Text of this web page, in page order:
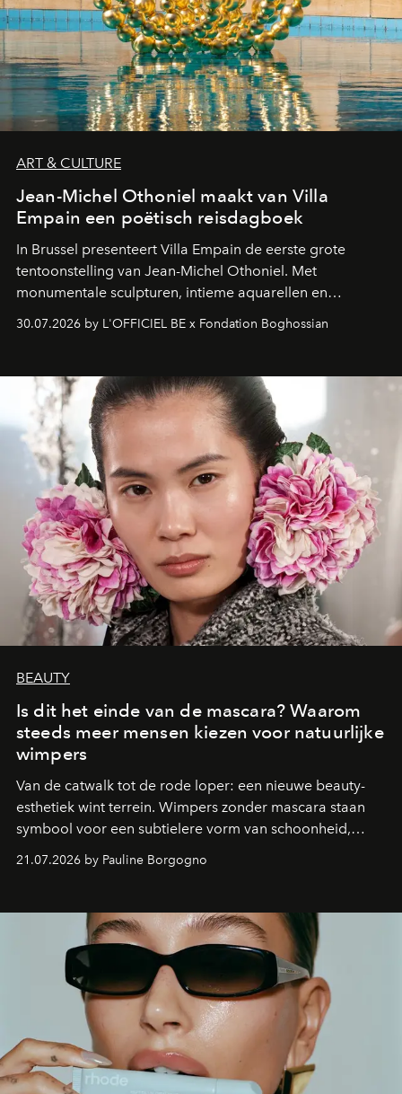
ART & CULTURE
Jean-Michel Othoniel maakt van Villa
Empain een poëtisch reisdagboek
In Brussel presenteert Villa Empain de eerste grote
tentoonstelling van Jean-Michel Othoniel. Met
monumentale sculpturen, intieme aquarellen en
fonkelend Murano-glas creëert de Franse kunstenaar
een emotionele reis waarin elk werk de herinnering
moment van verwondering.
30.07.2026 by L'OFFICIEL BE x Fondation Boghossian
BEAUTY
Is dit het einde van de mascara? Waarom
steeds meer mensen kiezen voor natuurlijke
wimpers
Van de catwalk tot de rode loper: een nieuwe beauty-
esthetiek wint terrein. Wimpers zonder mascara staan
symbool voor een subtielere vorm van schoonheid,
waarin zelfvertrouwen belangrijker is dan een overvloed
aan make-up.
21.07.2026 by Pauline Borgogno